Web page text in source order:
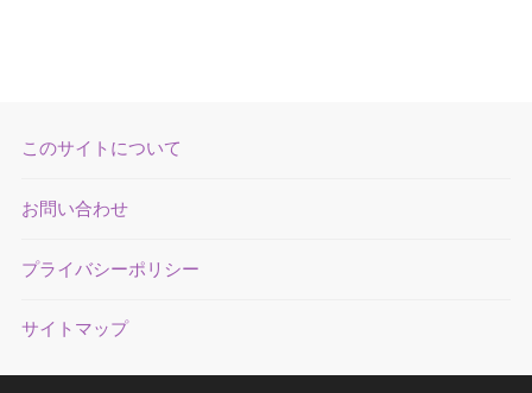
このサイトについて
お問い合わせ
プライバシーポリシー
サイトマップ